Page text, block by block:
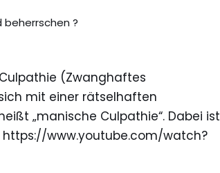
?
(Zwanghaftes
mit einer rätselhaften
„manische Culpathie“. Dabei ist
https://www.youtube.com/watch?